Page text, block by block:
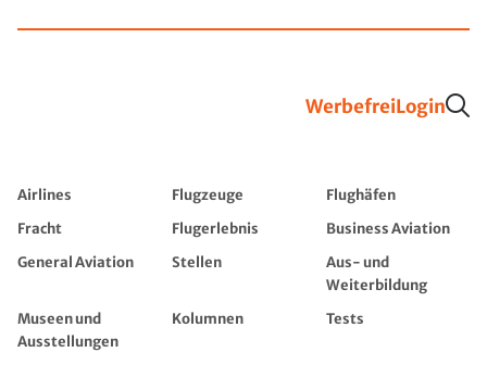
WerbefreiLogin
Airlines Flugzeuge
Flughäfen
Fracht
Flugerlebnis
Business Aviation
General Aviation
Stellen
Aus- und
Weiterbildung
Museen und
Ausstellungen
Kolumnen Tests